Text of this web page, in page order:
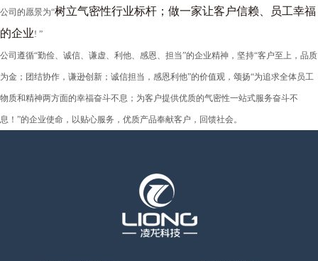
公司的愿景为“树立气密性行业标杆；做一家让客户信赖、员工幸福
的企业! ”
公司遵循“勤俭、诚信、谦虚、利他、感恩、担当”的企业精神，坚持“客户至上，品质
为金；团结协作，谦逊创新；诚信担当，感恩利他”的价值观，颂扬“为追求全体员工
物质和精神两方面的幸福奋斗不息；为客户提供优质的气密性一站式服务奋斗不
息！”的企业使命，以贴心服务，优质产品奉献客户，回馈社会。